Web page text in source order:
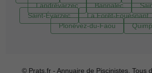
Landrévarzec
Bannalec
Saint-Évarzec
La Forêt-Fouesnant
Plonévez-du-Faou
© Prats.fr - Annuaire de Piscinistes. Tous